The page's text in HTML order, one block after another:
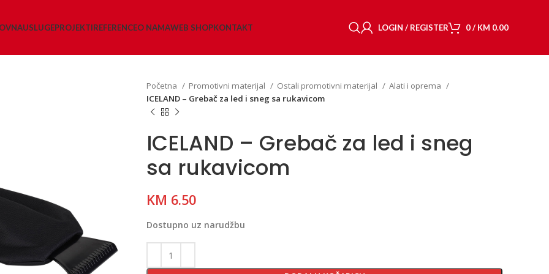
USLUGEPROJEKTIREFERENCEO NAMAWEB SHOPKONTAKT LOGIN / REGISTER 0/ KM 0.00
Početna Promotivni materijal Ostali promotivni materijal
Alati i oprema
ICELAND – Grebač za led i sneg sa rukavicom
ICELAND – Grebač za led i sneg
sa rukavicom
KM 6.50
Dostupno uz narudžbu